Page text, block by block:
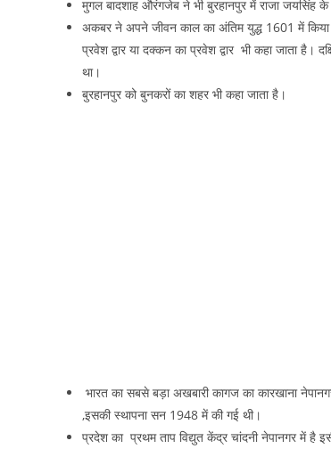
मुगल बादशाह औरंगजेब ने भी बुरहानपुर में राजा जयसिंह के
अकबर ने अपने जीवन काल का अंतिम युद्ध 1601 में
प्रवेश द्वार या दक्कन का प्रवेश द्वार भी कहा जाता है।
था।
बुरहानपुर को बुनकरों का शहर भी कहा जाता है।
भारत का सबसे बड़ा अखबारी कागज का कारखाना
,इसकी स्थापना सन 1948 में की गई थी।
प्रदेश का प्रथम ताप विद्युत केंद्र चांदनी नेपानगर में है